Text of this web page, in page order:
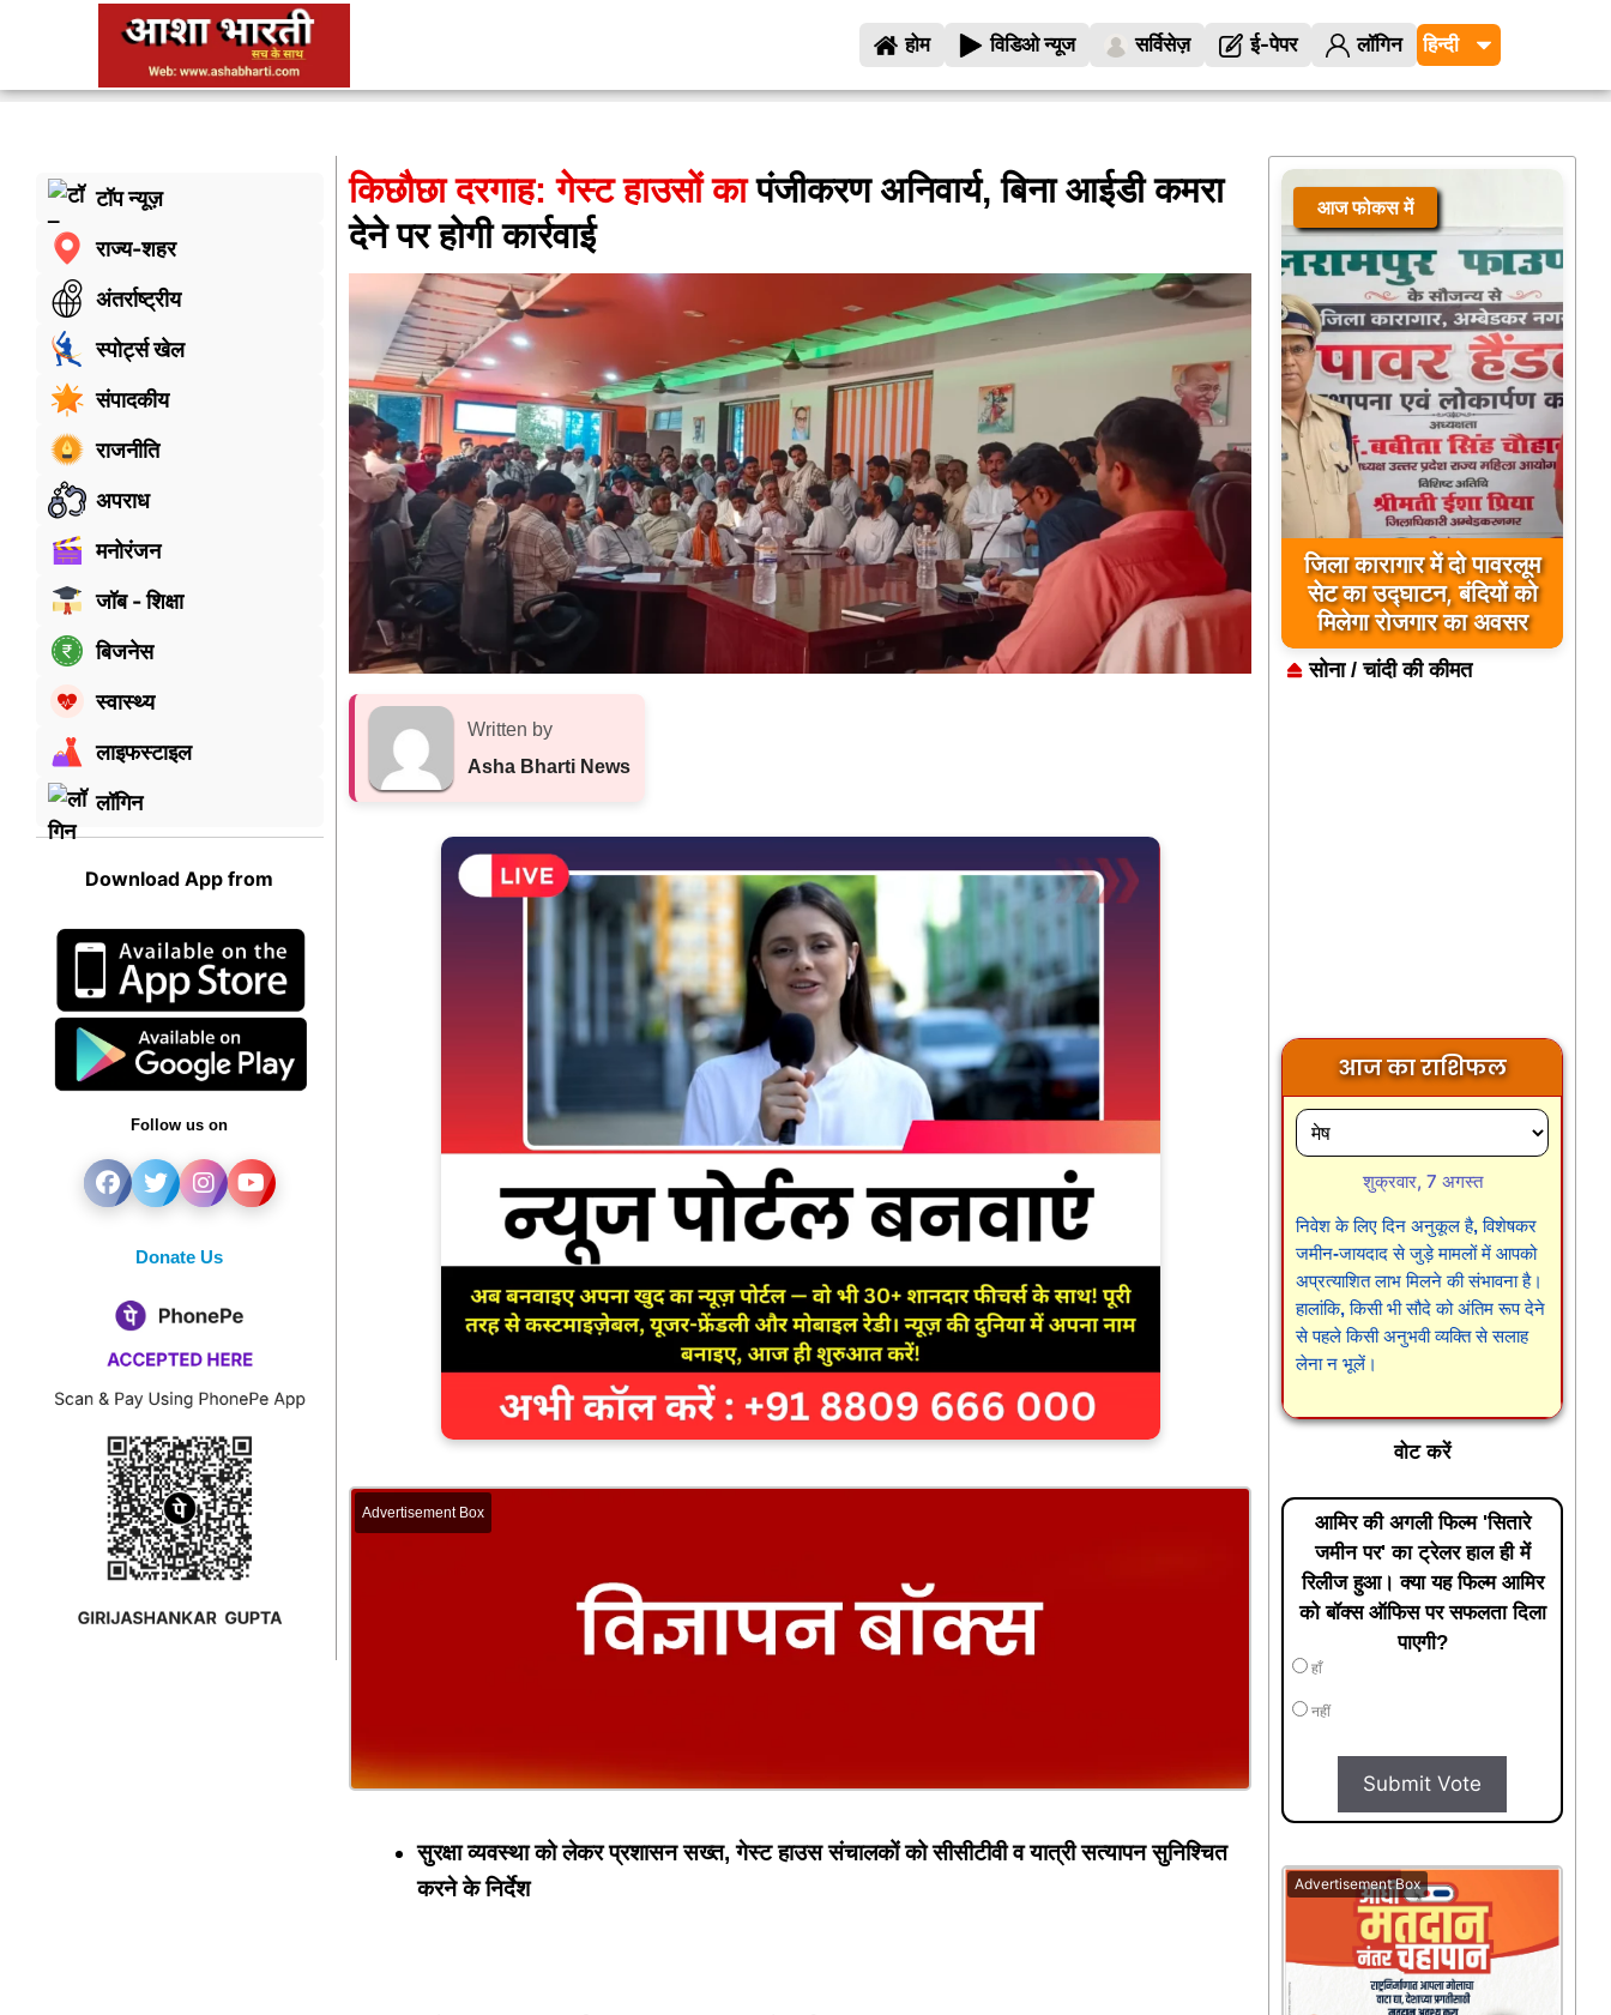
होम विडिओ न्यूज सर्विसेज़ ई-पेपर लॉगिन
टॉप न्यूज़
राज्य-शहर
अंतर्राष्ट्रीय
स्पोर्ट्स खेल
संपादकीय
राजनीति
अपराध
मनोरंजन
जॉब - शिक्षा
बिजनेस
स्वास्थ्य
लाइफस्टाइल
लॉगिन
Download App from
Follow us on
Donate Us
किछौछा दरगाह: गेस्ट हाउसों कापंजीकरण अनिवार्य, बिना आईडी कमरा
देने पर होगी कार्रवाई
Written by
Asha Bharti News
Advertisement Box
सुरक्षा व्यवस्था को लेकर प्रशासन सख्त, गेस्ट हाउस संचालकों को सीसीटीवी व यात्री सत्यापन सुनिश्चित
करने के निर्देश
आज फोकस में
जिला कारागार में दो पावरलूम
सेट का उद्घाटन, बंदियों को
मिलेगा रोजगार का अवसर
सोना / चांदी की कीमत
आज का राशिफल
शुक्रवार, 7 अगस्त
निवेश के लिए दिन अनुकूल है, विशेषकर
जमीन-जायदाद से जुड़े मामलों में आपको
अप्रत्याशित लाभ मिलने की संभावना है।
हालांकि, किसी भी सौदे को अंतिम रूप देने
से पहले किसी अनुभवी व्यक्ति से सलाह
लेना न भूलें।
वोट करें
आमिर की अगली फिल्म 'सितारे
जमीन पर' का ट्रेलर हाल ही में
रिलीज हुआ। क्या यह फिल्म आमिर
को बॉक्स ऑफिस पर सफलता दिला
पाएगी?
हाँ
नहीं
Submit Vote
Advertisement Box